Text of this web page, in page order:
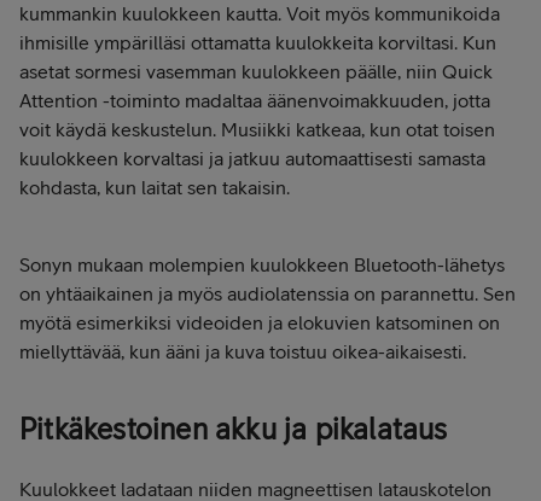
kummankin kuulokkeen kautta. Voit myös kommunikoida
ihmisille ympärilläsi ottamatta kuulokkeita korviltasi. Kun
asetat sormesi vasemman kuulokkeen päälle, niin Quick
Attention -toiminto madaltaa äänenvoimakkuuden, jotta
voit käydä keskustelun. Musiikki katkeaa, kun otat toisen
kuulokkeen korvaltasi ja jatkuu automaattisesti samasta
kohdasta, kun laitat sen takaisin.
Sonyn mukaan molempien kuulokkeen Bluetooth-lähetys
on yhtäaikainen ja myös audiolatenssia on parannettu. Sen
myötä esimerkiksi videoiden ja elokuvien katsominen on
miellyttävää, kun ääni ja kuva toistuu oikea-aikaisesti.
Pitkäkestoinen akku ja pikalataus
Kuulokkeet ladataan niiden magneettisen latauskotelon